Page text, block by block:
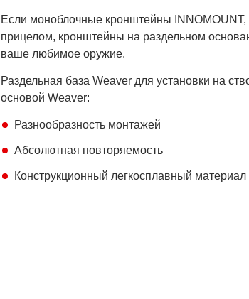
Если моноблочные кронштейны
прицелом, кронштейны на раздельном
ваше любимое оружие.
Раздельная база Weaver для установки на
основой Weaver:
Разнообразность монтажей
Абсолютная повторяемость
Конструкционный легкосплавный материал